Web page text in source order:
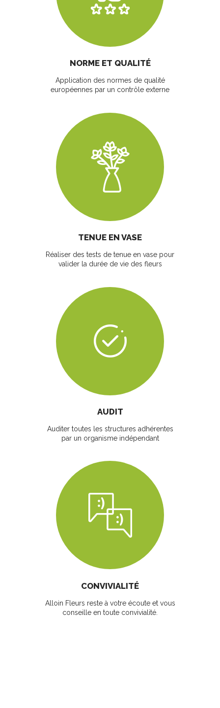
NORME ET QUALITÉ
Application des normes de qualité
européennes par un contrôle externe
TENUE EN VASE
Réaliser des tests de tenue en vase pour
valider la durée de vie des fleurs
AUDIT
Auditer toutes les structures adhérentes
par un organisme indépendant
CONVIVIALITÉ
Alloin Fleurs reste à votre écoute et vous
conseille en toute convivialité.